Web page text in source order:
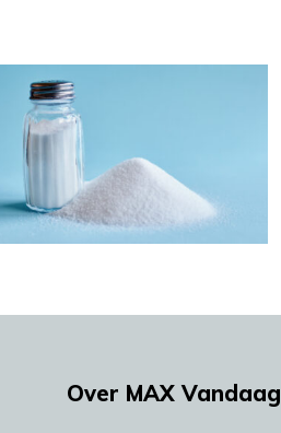
Over MAX Vandaag